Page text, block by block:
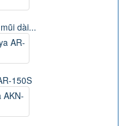
dài...
150S